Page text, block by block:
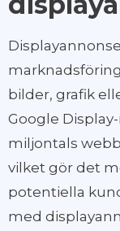
bilder, grafik
Google
miljontals
vilket gör det
potentiella
med